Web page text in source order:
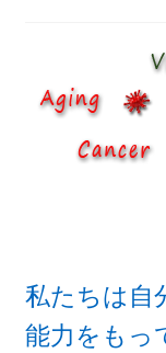
私たちは自
能力をもっ